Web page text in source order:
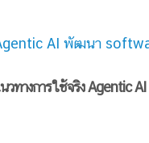
AI พัฒนา
วทางการใช้จริง Agentic